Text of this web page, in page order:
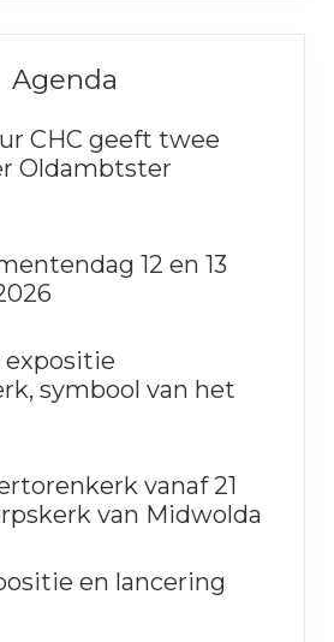
Agenda
CHC geeft twee
Oldambtster
12 en 13
expositie
symbool van het
vanaf 21
van Midwolda
en lancering